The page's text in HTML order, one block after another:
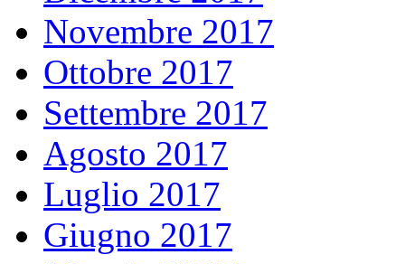
Novembre 2017
Ottobre 2017
Settembre 2017
Agosto 2017
Luglio 2017
Giugno 2017